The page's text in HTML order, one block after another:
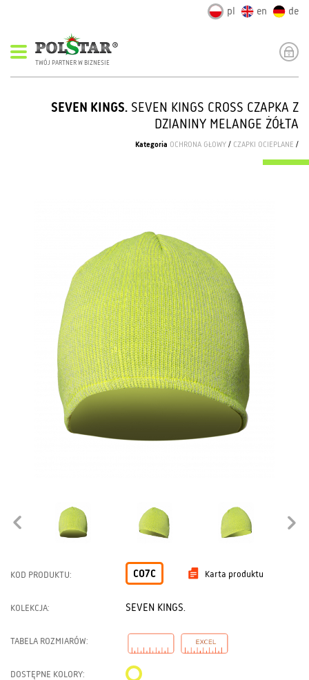
pl en de
TWÓJ PARTNER W BIZNESIE
SEVEN KINGS. SEVEN KINGS CROSS CZAPKA Z
DZIANINY MELANGE ŻÓŁTA
Kategoria OCHRONA GŁOWY / CZAPKI OCIEPLANE /
KOD PRODUKTU: CO7C Karta produktu
KOLEKCJA: SEVEN KINGS.
TABELA ROZMIARÓW:
DOSTĘPNE KOLORY: